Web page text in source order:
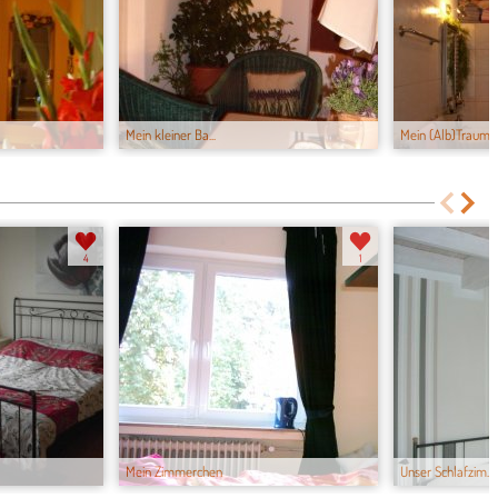
Mein kleiner Ba... Mein (Alb)Traum...
4
Mein Zimmerchen
1
Unser Schlafzim...